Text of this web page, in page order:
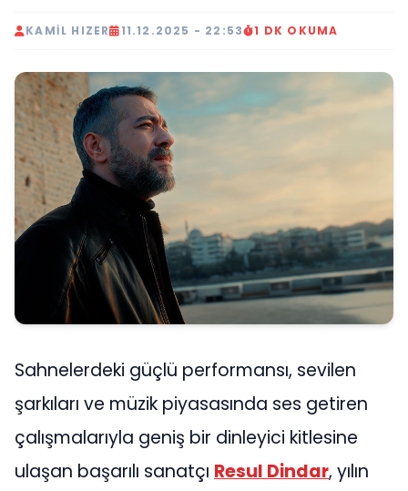
KAMIL HIZER 11.12.2025 - 22:53 1 DK OKUMA
Sahnelerdeki güçlü performansı, sevilen
şarkıları ve müzik piyasasında ses getiren
çalışmalarıyla geniş bir dinleyici kitlesine
ulaşan başarılı sanatçı Resul Dindar, yılın